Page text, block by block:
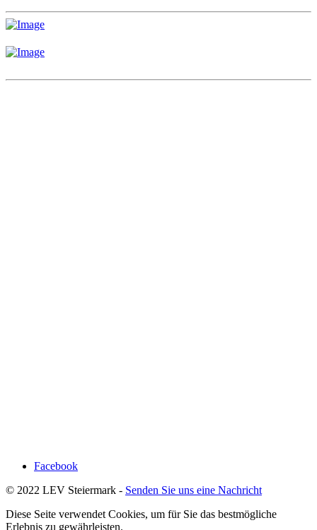
Facebook
© 2022 LEV Steiermark - Senden Sie uns eine Nachricht
Diese Seite verwendet Cookies, um für Sie das bestmögliche
Erlebnis zu gewährleisten.